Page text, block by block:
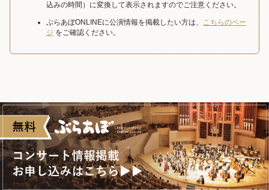
込みの時間）に変換して表示されますのでご注意ください。
ぶらあぼONLINEに公演情報を掲載したい方は、 こちらのペー
ジ をご確認ください。